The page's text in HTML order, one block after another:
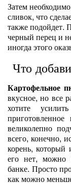
Затем
сливок, что
также подойдет.
черный перец и
иногда этого
Что
Картофельное
вкусное, но все
хотите
великолепно
всего, конечно,
корень, который
его нет, можно
банке. Просто
как можно